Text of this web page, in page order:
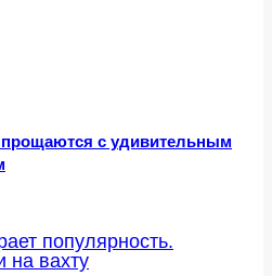
с удивительным